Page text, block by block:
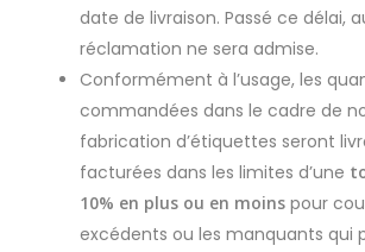
date de livraison. Passé ce délai,
réclamation ne sera admise.
Conformément à l’usage, les
commandées dans le cadre de
fabrication d’étiquettes seront
facturées dans les limites d’une
10% en plus ou en moinspour
excédents ou les manquants qui